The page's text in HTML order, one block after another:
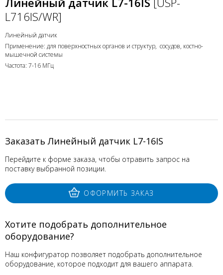
L716IS/WR]
Линейный датчик
Применение: для поверхностных органов и структур, сосудов, костно-
мышечной системы
Частота: 7-16 МГц
Заказать Линейный датчик L7-16IS
Перейдите к форме заказа, чтобы отравить запрос на
поставку выбранной позиции.
ОФОРМИТЬ ЗАКАЗ
Хотите подобрать дополнительное
оборудование?
Наш конфигуратор позволяет подобрать дополнительное
оборудование, которое подходит для вашего аппарата.